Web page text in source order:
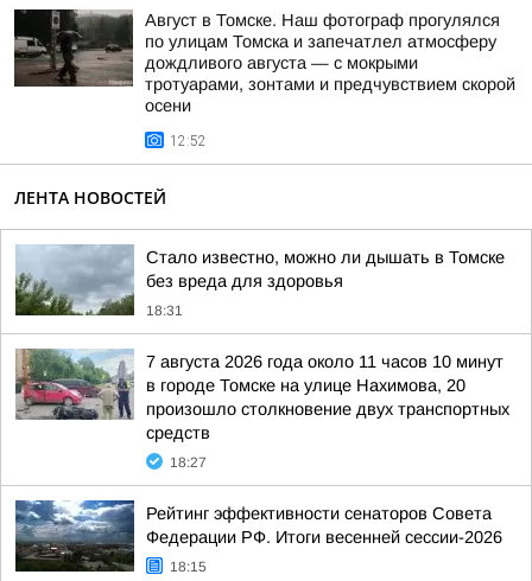
Август в Томске. Наш фотограф прогулялся
по улицам Томска и запечатлел атмосферу
дождливого августа — с мокрыми
тротуарами, зонтами и предчувствием скорой
осени
12:52
ЛЕНТА НОВОСТЕЙ
Стало известно, можно ли дышать в Томске
без вреда для здоровья
18:31
7 августа 2026 года около 11 часов 10 минут
в городе Томске на улице Нахимова, 20
произошло столкновение двух транспортных
средств
18:27
Рейтинг эффективности сенаторов Совета
Федерации РФ. Итоги весенней сессии-2026
18:15